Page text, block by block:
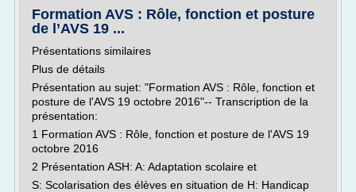
Formation AVS : Rôle, fonction et posture
de l’AVS 19 ...
Présentations similaires
Plus de détails
Présentation au sujet: "Formation AVS : Rôle, fonction et
posture de l'AVS 19 octobre 2016"-- Transcription de la
présentation:
1 Formation AVS : Rôle, fonction et posture de l'AVS 19
octobre 2016
2 Présentation ASH: A: Adaptation scolaire et
S: Scolarisation des élèves en situation de H: Handicap